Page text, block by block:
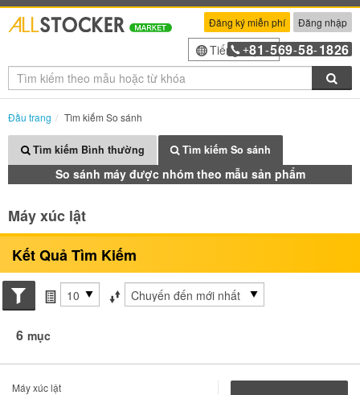
Đăng ký miễn phí Đăng nhập
Tiếng Việt
+81 -569-58-1826
Đầu trang Tìm kiếm So sánh
Tìm kiếm Bình thường Tìm kiếm So sánh
So sánh máy được nhóm theo mẫu sản phẩm
Máy xúc lật
Kết Quả Tìm Kiếm
Search conditions
các mục mỗi trang
Sắp xếp theo
6 mục
Máy xúc lật